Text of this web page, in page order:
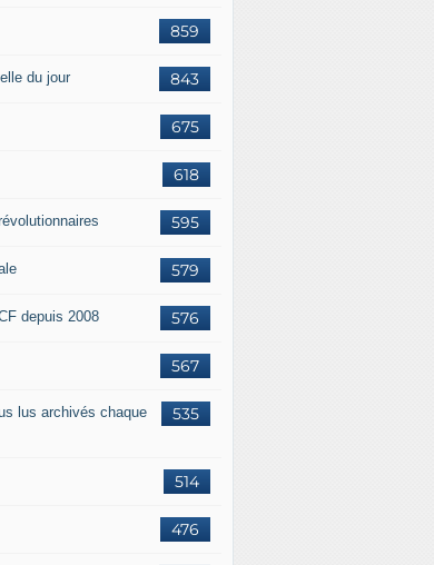
859
843
du jour
675
618
595
579
576
depuis 2008
567
535
lus archivés chaque
514
476